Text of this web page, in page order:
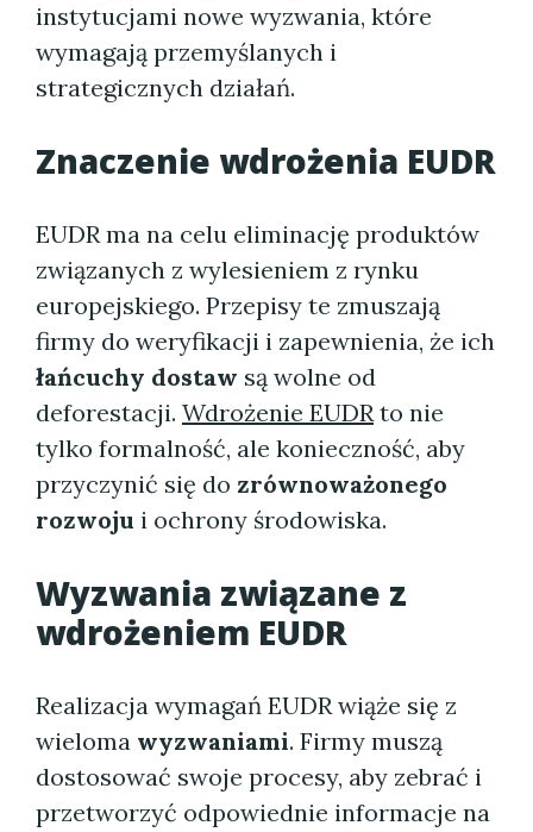
instytucjami nowe wyzwania, które
wymagają przemyślanych i
strategicznych działań.
Znaczenie wdrożenia EUDR
EUDR ma na celu eliminację produktów
związanych z wylesieniem z rynku
europejskiego. Przepisy te zmuszają
firmy do weryfikacji i zapewnienia, że ich
łańcuchy dostaw są wolne od
deforestacji. Wdrożenie EUDRto nie
tylko formalność, ale konieczność, aby
przyczynić się do zrównoważonego
rozwoju i ochrony środowiska.
Wyzwania związane z
wdrożeniem EUDR
Realizacja wymagań EUDR wiąże się z
wieloma wyzwaniami. Firmy muszą
dostosować swoje procesy, aby zebrać i
przetworzyć odpowiednie informacje na